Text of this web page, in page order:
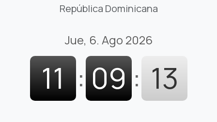
República Dominicana
Jue, 6. Ago 2026
11 : 09 : 14